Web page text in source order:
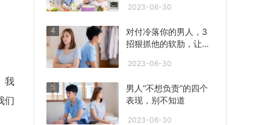
我
们
2023-06-30
4
对付冷落你的男人，3
招狠抓他的软肋，让他
2023-06-30
5
男人“不想负责”的四个
表现，别不知道
2023-06-30